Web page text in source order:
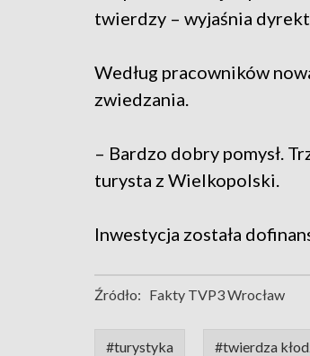
twierdzy – wyjaśnia
Według pracowników
zwiedzania.
– Bardzo dobry pomysł.
turysta z Wielkopolski.
Inwestycja została
Źródło: Fakty TVP3 Wrocław
#turystyka #twierdza